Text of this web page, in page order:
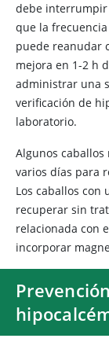
debe interrumpir
que la
puede reanudar
mejora en 1-2 h
administrar una
verificación de
laboratorio.
Algunos
varios días para
Los caballos con
recuperar sin
relacionada con
incorporar